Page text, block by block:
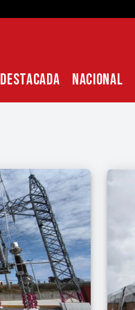
DESTACADA NACIONAL